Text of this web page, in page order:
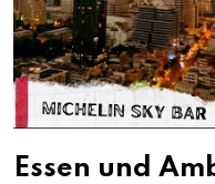
Essen und